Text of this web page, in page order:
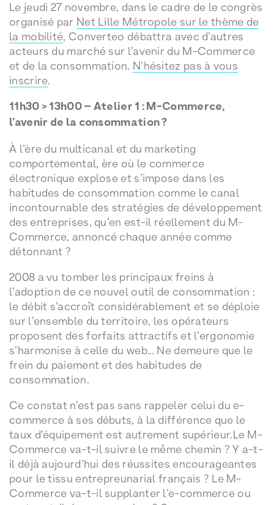
Le jeudi 27 novembre, dans le cadre de le congrès
organisé par Net Lille Métropole sur le thème de
la mobilité, Converteo débattra avec d’autres
acteurs du marché sur l’avenir du M-Commerce
et de la consommation. N’hésitez pas à vous
inscrire.
11h30 > 13h00 – Atelier 1 : M-Commerce,
l’avenir de la consommation ?
À l’ère du multicanal et du marketing
comportemental, ère où le commerce
électronique explose et s’impose dans les
habitudes de consommation comme le canal
incontournable des stratégies de développement
des entreprises, qu’en est-il réellement du M-
Commerce, annoncé chaque année comme
détonnant ?
2008 a vu tomber les principaux freins à
l’adoption de ce nouvel outil de consommation :
le débit s’accroît considérablement et se déploie
sur l’ensemble du territoire, les opérateurs
proposent des forfaits attractifs et l’ergonomie
s’harmonise à celle du web… Ne demeure que le
frein du paiement et des habitudes de
consommation.
Ce constat n’est pas sans rappeler celui du e-
commerce à ses débuts, à la différence que le
taux d’équipement est autrement supérieur.Le M-
Commerce va-t-il suivre le même chemin ? Y a-t-
il déjà aujourd’hui des réussites encourageantes
pour le tissu entrepreunarial français ? Le M-
Commerce va-t-il supplanter l’e-commerce ou